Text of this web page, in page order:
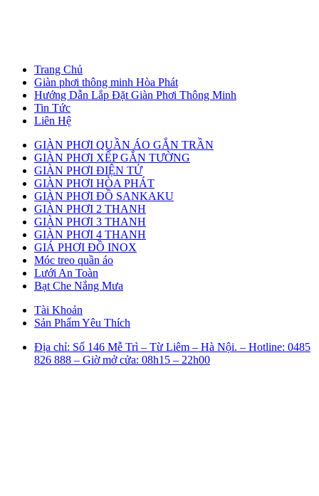
Trang Chủ
Giàn phơi thông minh Hòa Phát
Hướng Dẫn Lắp Đặt Giàn Phơi Thông Minh
Tin Tức
Liên Hệ
GIÀN PHƠI QUẦN ÁO GẮN TRẦN
GIÀN PHƠI XẾP GẮN TƯỜNG
GIÀN PHƠI ĐIỆN TỬ
GIÀN PHƠI HÒA PHÁT
GIÀN PHƠI ĐỒ SANKAKU
GIÀN PHƠI 2 THANH
GIÀN PHƠI 3 THANH
GIÀN PHƠI 4 THANH
GIÁ PHƠI ĐỒ INOX
Móc treo quần áo
Lưới An Toàn
Bạt Che Nắng Mưa
Tài Khoản
Sản Phẩm Yêu Thích
Địa chỉ: Số 146 Mễ Trì – Từ Liêm – Hà Nội. – Hotline: 0485
826 888 – Giờ mở cửa: 08h15 – 22h00